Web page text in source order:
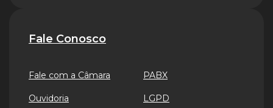
Fale Conosco
Fale com a Câmara
Ouvidoria
PABX
LGPD